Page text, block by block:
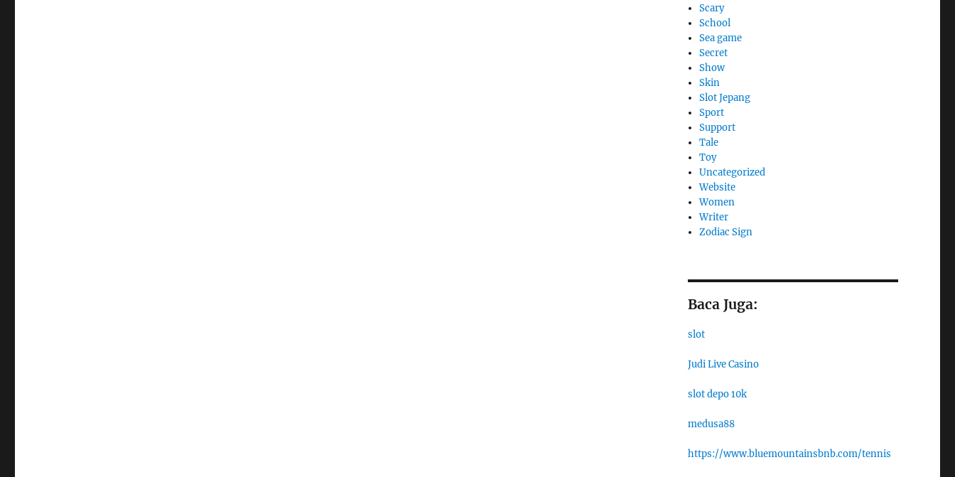
Scary
School
Sea game
Secret
Show
Skin
Slot Jepang
Sport
Support
Tale
Toy
Uncategorized
Website
Women
Writer
Zodiac Sign
Baca Juga:
slot
Judi Live Casino
slot depo 10k
medusa88
https://www.bluemountainsbnb.com/tennis